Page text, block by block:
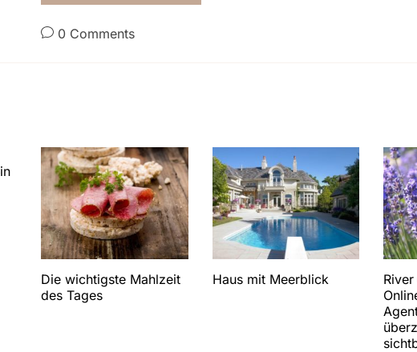
0 Comments
Die wichtigste Mahlzeit
des Tages
Haus mit Meerblick